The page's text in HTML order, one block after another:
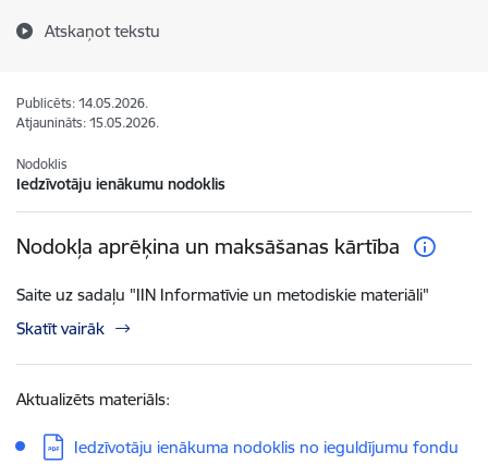
Atskaņot tekstu
Publicēts: 14.05.2026.
Atjaunināts: 15.05.2026.
Nodoklis
Iedzīvotāju ienākumu nodoklis
Nodokļa aprēķina un maksāšanas kārtība
Saite uz sadaļu "IIN Informatīvie un metodiskie materiāli"
Skatīt vairāk
Aktualizēts materiāls:
Lejupielādēt:
Iedzīvotāju ienākuma nodoklis no ieguldījumu fondu